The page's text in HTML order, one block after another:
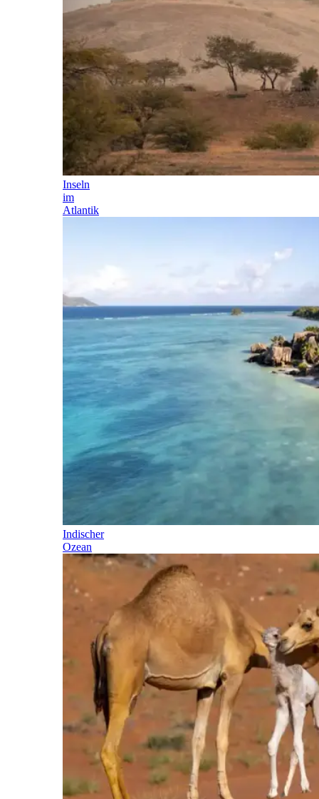
Inseln
im
Atlantik
Indischer
Ozean